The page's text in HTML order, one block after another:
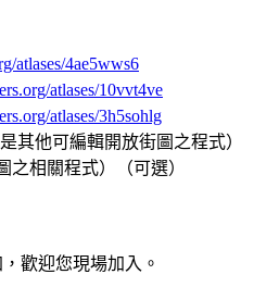
atlases/4ae5wws6
atlases/10vvt4ve
atlases/3h5sohlg
是其他可編輯開放街圖之程式）
相關程式）（可選）
歡迎您現場加入。